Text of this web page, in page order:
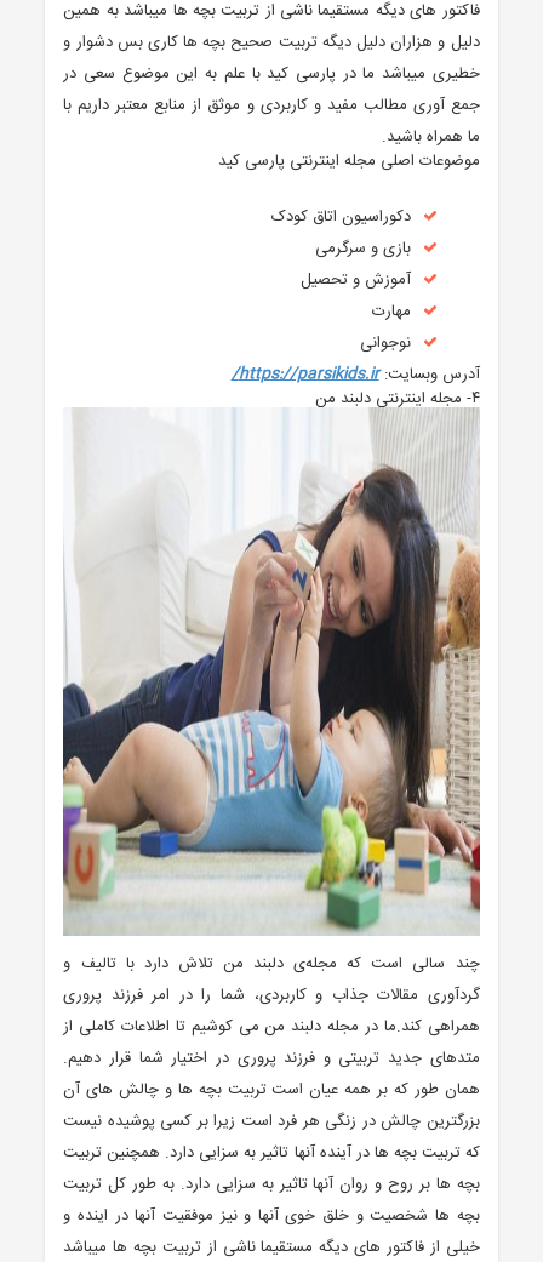
فاکتور های دیگه مستقیما ناشی از تربیت بچه ها میباشد به همین
دلیل و هزاران دلیل دیگه تربیت صحیح بچه ها کاری بس دشوار و
خطیری میباشد ما در پارسی کید با علم به این موضوع سعی در
جمع آوری مطالب مفید و کاربردی و موثق از منابع معتبر داریم با
ما همراه باشید.
موضوعات اصلی مجله اینترنتی پارسی کید
دکوراسیون اتاق کودک
بازی و سرگرمی
آموزش و تحصیل
مهارت
نوجوانی
آدرس وبسایت:https://parsikids.ir/
۴- مجله اینترنتی دلبند من
چند سالی است که مجله‌ی دلبند من تلاش دارد با تالیف و
گردآوری مقالات جذاب و کاربردی، شما را در امر فرزند پروری
همراهی کند.ما در مجله دلبند من می کوشیم تا اطلاعات کاملی از
متدهای جدید تربیتی و فرزند پروری در اختیار شما قرار دهیم.
همان طور که بر همه عیان است تربیت بچه ها و چالش های آن
بزرگترین چالش در زنگی هر فرد است زیرا بر کسی پوشیده نیست
که تربیت بچه ها در آینده آنها تاثیر به سزایی دارد. همچنین تربیت
بچه ها بر روح و روان آنها تاثیر به سزایی دارد. به طور کل تربیت
بچه ها شخصیت و خلق خوی آنها و نیز موفقیت آنها در اینده و
خیلی از فاکتور های دیگه مستقیما ناشی از تربیت بچه ها میباشد